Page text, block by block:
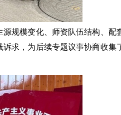
规模变化、师资队伍结构、配
求，为后续专题议事协商收集